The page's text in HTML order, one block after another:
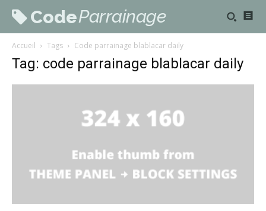
CodeParrainage
Accueil Tags Code parrainage blablacar daily
Tag: code parrainage blablacar daily